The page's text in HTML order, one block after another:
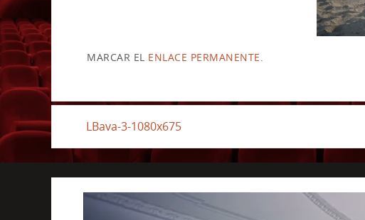
MARCAR EL ENLACE PERMANENTE
LBava-3-1080x675